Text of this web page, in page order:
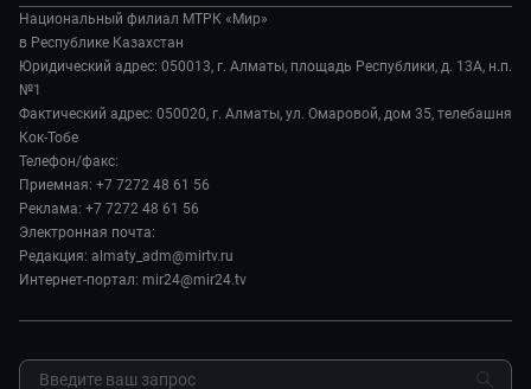
Происшествия
Наука и технологии
Здоровье и медицина
Спорт
Авто
Культура
Вместе выгодно
Евразия. Культурно
Евразия. Регионы
Наши иностранцы
Пять причин поехать в...
Сделано в Содружестве
История
Руководство
Лица мира
Пресса о нас
Карьера
Реклама
Обратная связь
Национальный филиал МТРК «Мир»
в Республике Казахстан
Юридический адрес: 050013, г. Алматы, площадь Республики, д. 13А, н.п.
№1
Фактический адрес: 050020, г. Алматы, ул. Омаровой, дом 35, телебашня
Кок-Тобе
Телефон/факс:
Приемная: +7 7272 48 61 56
Реклама: +7 7272 48 61 56
Электронная почта:
Редакция: almaty_adm@mirtv.ru
Интернет-портал: mir24@mir24.tv